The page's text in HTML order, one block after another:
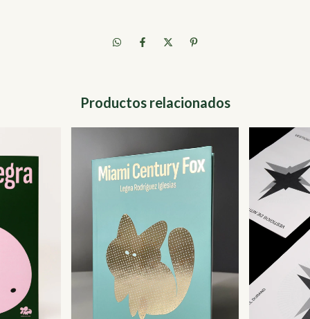
Productos relacionados